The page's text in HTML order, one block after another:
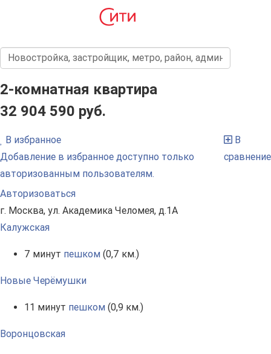
2-комнатная квартира
32 904 590 руб.
В избранное
Добавление в избранное доступно только
авторизованным пользователям.
Авторизоваться
В
сравнение
г. Москва, ул. Академика Челомея, д.1А
Калужская
7 минут пешком (0,7 км.)
Новые Черёмушки
11 минут пешком (0,9 км.)
Воронцовская